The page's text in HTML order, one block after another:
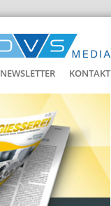
NEWSLETTER KONTAKT